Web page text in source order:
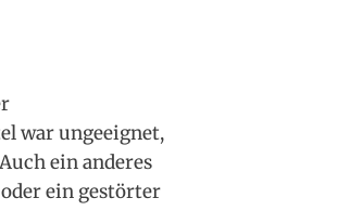
war ungeeignet,
ein anderes
ein gestörter